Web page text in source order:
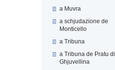
a Muvra
a schjudazione de
Monticello
a Tribuna
a Tribuna de Pratu di
Ghjuvellina